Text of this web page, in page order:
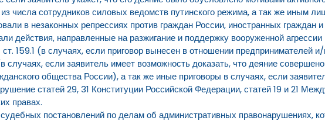
числа сотрудников силовых ведомств путинского режима, а так же иным
в незаконных репрессиях против граждан России, иностранных граждан
действия, направленные на разжигание и поддержку вооруженной
159.1 (в случаях, если приговор вынесен в отношении предпринимателей
случаях, если заявитель имеет возможность доказать, что деяние
общества России), а так же иные приговоры в случаях, если
статей 29, 31 Конституции Российской Федерации, статей 19 и 21
правах.
постановлений по делам об административных правонарушениях,